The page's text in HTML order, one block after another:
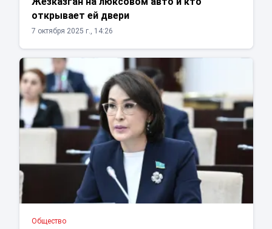
открывает ей двери
7 октября 2025 г., 14:26
Общество